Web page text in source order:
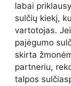
labai
sulčių kiekį,
vartotojas.
pajėgumo
skirta
partneriu,
talpos